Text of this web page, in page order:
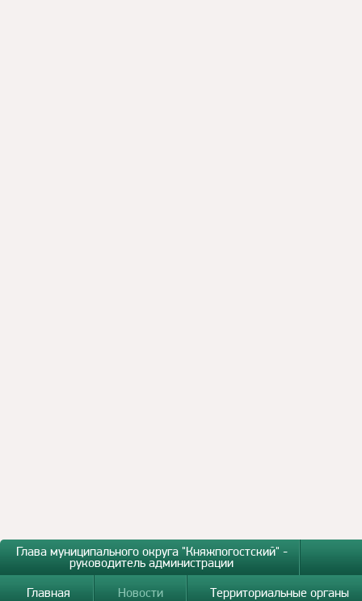
Глава муниципального округа "Княжпогостский" -
руководитель администрации
Главная
Новости Территориальные органы